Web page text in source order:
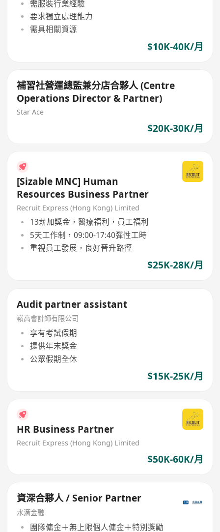
需服裝行業經驗
要求獨立處理能力
需具相關資源
$10K-40K/月
補習社營運總監兼分店合夥人 (Centre
Operations Director & Partner)
Star Ace
$20K-30K/月
[Sizable MNC] Human
Resources Business Partner
Recruit Express (Hong Kong) Limited
13薪加獎金，醫療福利，員工福利
5天工作制，09:00-17:40彈性工時
重視員工發展，良好晉升路徑
$25K-28K/月
Audit partner assistant
嶺高會計師有限公司
享有考試假期
提供年末獎金
公眾假期全休
$15K-25K/月
HR Business Partner
Recruit Express (Hong Kong) Limited
$50K-60K/月
資深合夥人 / Senior Partner
水滴金融
團隊傭金＋無上限個人傭金＋特別獎勵